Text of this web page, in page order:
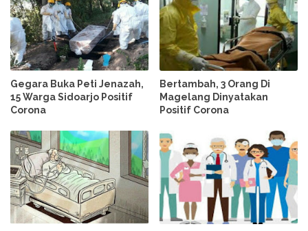
Gegara Buka Peti Jenazah,
15 Warga Sidoarjo Positif
Corona
Bertambah, 3 Orang Di
Magelang Dinyatakan
Positif Corona